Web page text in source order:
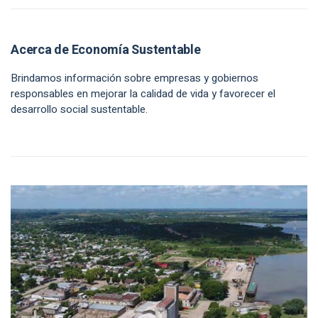
Acerca de Economía Sustentable
Brindamos información sobre empresas y gobiernos
responsables en mejorar la calidad de vida y favorecer el
desarrollo social sustentable.